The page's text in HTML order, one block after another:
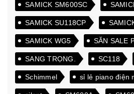
SAMICK SM600SC
SAMICK SU118CP
SAMICK WG5 SĂN SALE
SANG TRỌNG. SC118
Schimmel sỉ lẻ piano điện